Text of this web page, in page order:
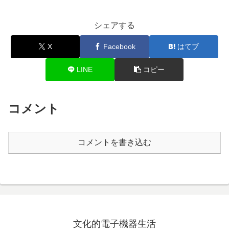
シェアする
X Facebook はてブ
LINE コピー
コメント
コメントを書き込む
文化的電子機器生活